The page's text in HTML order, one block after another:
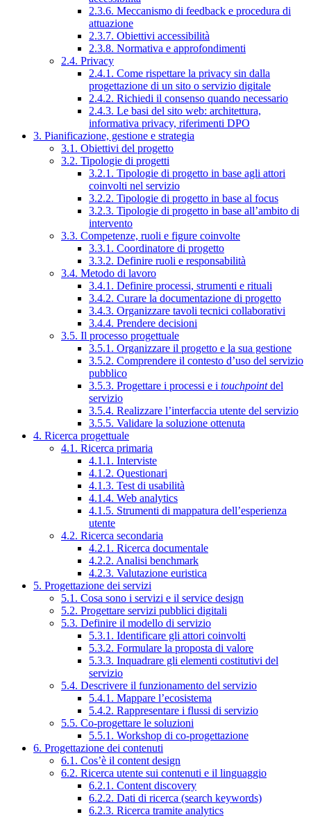
2.3.6. Meccanismo di feedback e procedura di
attuazione
2.3.7. Obiettivi accessibilità
2.3.8. Normativa e approfondimenti
2.4. Privacy
2.4.1. Come rispettare la privacy sin dalla
progettazione di un sito o servizio digitale
2.4.2. Richiedi il consenso quando necessario
2.4.3. Le basi del sito web: architettura,
informativa privacy, riferimenti DPO
3. Pianificazione, gestione e strategia
3.1. Obiettivi del progetto
3.2. Tipologie di progetti
3.2.1. Tipologie di progetto in base agli attori
coinvolti nel servizio
3.2.2. Tipologie di progetto in base al focus
3.2.3. Tipologie di progetto in base all’ambito di
intervento
3.3. Competenze, ruoli e figure coinvolte
3.3.1. Coordinatore di progetto
3.3.2. Definire ruoli e responsabilità
3.4. Metodo di lavoro
3.4.1. Definire processi, strumenti e rituali
3.4.2. Curare la documentazione di progetto
3.4.3. Organizzare tavoli tecnici collaborativi
3.4.4. Prendere decisioni
3.5. Il processo progettuale
3.5.1. Organizzare il progetto e la sua gestione
3.5.2. Comprendere il contesto d’uso del servizio
pubblico
3.5.3. Progettare i processi e i touchpointdel
servizio
3.5.4. Realizzare l’interfaccia utente del servizio
3.5.5. Validare la soluzione ottenuta
4. Ricerca progettuale
4.1. Ricerca primaria
4.1.1. Interviste
4.1.2. Questionari
4.1.3. Test di usabilità
4.1.4. Web analytics
4.1.5. Strumenti di mappatura dell’esperienza
utente
4.2. Ricerca secondaria
4.2.1. Ricerca documentale
4.2.2. Analisi benchmark
4.2.3. Valutazione euristica
5. Progettazione dei servizi
5.1. Cosa sono i servizi e il service design
5.2. Progettare servizi pubblici digitali
5.3. Definire il modello di servizio
5.3.1. Identificare gli attori coinvolti
5.3.2. Formulare la proposta di valore
5.3.3. Inquadrare gli elementi costitutivi del
servizio
5.4. Descrivere il funzionamento del servizio
5.4.1. Mappare l’ecosistema
5.4.2. Rappresentare i flussi di servizio
5.5. Co-progettare le soluzioni
5.5.1. Workshop di co-progettazione
6. Progettazione dei contenuti
6.1. Cos’è il content design
6.2. Ricerca utente sui contenuti e il linguaggio
6.2.1. Content discovery
6.2.2. Dati di ricerca (search keywords)
6.2.3. Ricerca tramite analytics